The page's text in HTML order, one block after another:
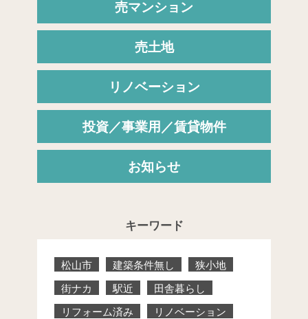
売マンション
売土地
リノベーション
投資／事業用／賃貸物件
お知らせ
キーワード
松山市 建築条件無し
狭小地
街ナカ
駅近
田舎暮らし
リフォーム済み
リノベーション